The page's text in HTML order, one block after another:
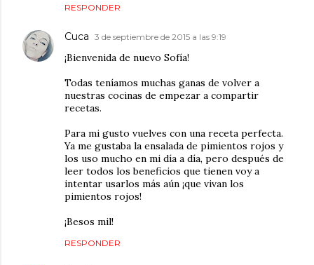
RESPONDER
Cuca 3 de septiembre de 2015 a las 9:19
¡Bienvenida de nuevo Sofía!
Todas teníamos muchas ganas de volver a
nuestras cocinas de empezar a compartir
recetas.
Para mi gusto vuelves con una receta perfecta.
Ya me gustaba la ensalada de pimientos rojos y
los uso mucho en mi día a día, pero después de
leer todos los beneficios que tienen voy a
intentar usarlos más aún ¡que vivan los
pimientos rojos!
¡Besos mil!
RESPONDER